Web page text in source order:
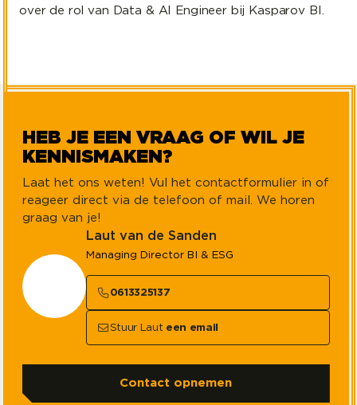
over de rol van Data & AI Engineer bij Kasparov BI.
HEB JE EEN VRAAG OF WIL JE
KENNISMAKEN?
Laat het ons weten! Vul het contactformulier in of
reageer direct via de telefoon of mail. We horen
graag van je!
Laut van de Sanden
Managing Director BI & ESG
0613325137
Stuur Laut een email
Contact opnemen